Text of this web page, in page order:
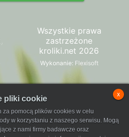
Wszystkie prawa
zastrzeżone
kroliki.net 2026
Wykonanie: Flexisoft
pliki cookie
za pomocą plików cookies w celu
w korzystaniu z naszego serwisu. Mogą
z nami firmy badawcze oraz
x